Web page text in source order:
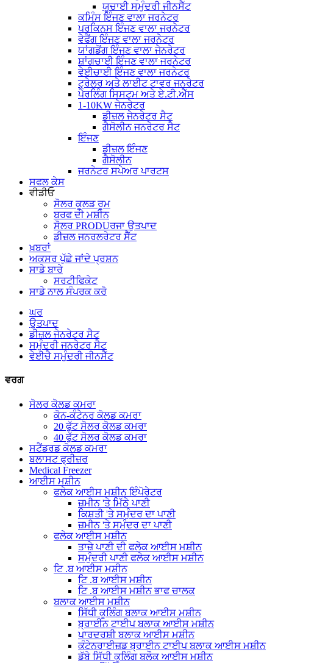
ਯੂਚਾਈ ਸਮੁੰਦਰੀ ਜੀਨਸੈੱਟ
ਕਮਿੰਸ ਇੰਜਣ ਵਾਲਾ ਜਰਨੇਟਰ
ਪਰਕਿਨਸ ਇੰਜਣ ਵਾਲਾ ਜਰਨੇਟਰ
ਵੇਫੈਂਗ ਇੰਜਣ ਵਾਲਾ ਜਰਨੇਟਰ
ਯਾਂਗਡੋਂਗ ਇੰਜਣ ਵਾਲਾ ਜੇਨਰੇਟਰ
ਸ਼ਾਂਗਚਾਈ ਇੰਜਣ ਵਾਲਾ ਜਰਨੇਟਰ
ਵੇਈਚਾਈ ਇੰਜਣ ਵਾਲਾ ਜਰਨੇਟਰ
ਟ੍ਰੇਲਰ ਅਤੇ ਲਾਈਟ ਟਾਵਰ ਜਨਰੇਟਰ
ਪੈਰਲਿੰਗ ਸਿਸਟਮ ਅਤੇ ਏ.ਟੀ.ਐੱਸ
1-10KW ਜੇਨਰੇਟਰ
ਡੀਜ਼ਲ ਜੇਨਰੇਟਰ ਸੈਟ
ਗੈਸੋਲੀਨ ਜਨਰੇਟਰ ਸੈਟ
ਇੰਜਣ
ਡੀਜ਼ਲ ਇੰਜਣ
ਗੈਸੋਲੀਨ
ਜਰਨੇਟਰ ਸਪੇਅਰ ਪਾਰਟਸ
ਸਫਲ ਕੇਸ
ਵੀਡੀਓ
ਸੋਲਰ ਕੂਲਡ ਰੂਮ
ਬਰਫ ਦੀ ਮਸ਼ੀਨ
ਸੋਲਰ PRODUਰਜਾ ਉਤਪਾਦ
ਡੀਜ਼ਲ ਜਨਰਲਰੇਟਰ ਸੈੱਟ
ਖ਼ਬਰਾਂ
ਅਕਸਰ ਪੁੱਛੇ ਜਾਂਦੇ ਪ੍ਰਸ਼ਨ
ਸਾਡੇ ਬਾਰੇ
ਸਰਟੀਫਿਕੇਟ
ਸਾਡੇ ਨਾਲ ਸੰਪਰਕ ਕਰੋ
ਘਰ
ਉਤਪਾਦ
ਡੀਜ਼ਲ ਜੇਨਰੇਟਰ ਸੈਟ
ਸਮੁੰਦਰੀ ਜਨਰੇਟਰ ਸੈਟ
ਵੇਈਚੈ ਸਮੁੰਦਰੀ ਜੀਨਸੈੱਟ
ਵਰਗ
ਸੋਲਰ ਕੋਲਡ ਕਮਰਾ
ਕੋਨ-ਕੰਟੇਨਰ ਕੋਲਡ ਕਮਰਾ
20 ਫੁੱਟ ਸੋਲਰ ਕੋਲਡ ਕਮਰਾ
40 ਫੁੱਟ ਸੋਲਰ ਕੋਲਡ ਕਮਰਾ
ਸਟੈਂਡਰਡ ਕੋਲਡ ਕਮਰਾ
ਬਲਾਸਟ ਫ੍ਰੀਜ਼ਰ
Medical Freezer
ਆਈਸ ਮਸ਼ੀਨ
ਫਲੇਕ ਆਈਸ ਮਸ਼ੀਨ ਇੰਪੋਰੇਟਰ
ਜ਼ਮੀਨ 'ਤੇ ਮਿੱਠੇ ਪਾਣੀ
ਕਿਸ਼ਤੀ 'ਤੇ ਸਮੁੰਦਰ ਦਾ ਪਾਣੀ
ਜ਼ਮੀਨ 'ਤੇ ਸਮੁੰਦਰ ਦਾ ਪਾਣੀ
ਫਲੇਕ ਆਈਸ ਮਸ਼ੀਨ
ਤਾਜ਼ੇ ਪਾਣੀ ਦੀ ਫਲੇਕ ਆਈਸ ਮਸ਼ੀਨ
ਸਮੁੰਦਰੀ ਪਾਣੀ ਫਲੇਕ ਆਈਸ ਮਸ਼ੀਨ
ਟਿ .ਬ ਆਈਸ ਮਸ਼ੀਨ
ਟਿ .ਬ ਆਈਸ ਮਸ਼ੀਨ
ਟਿ .ਬ ਆਈਸ ਮਸ਼ੀਨ ਭਾਫ ਚਾਲਕ
ਬਲਾਕ ਆਈਸ ਮਸ਼ੀਨ
ਸਿੱਧੀ ਕੂਲਿੰਗ ਬਲਾਕ ਆਈਸ ਮਸ਼ੀਨ
ਬ੍ਰਾਈਨ ਟਾਈਪ ਬਲਾਕ ਆਈਸ ਮਸ਼ੀਨ
ਪਾਰਦਰਸ਼ੀ ਬਲਾਕ ਆਈਸ ਮਸ਼ੀਨ
ਕੰਟੇਨਰਾਈਜ਼ਡ ਬ੍ਰਾਈਨ ਟਾਈਪ ਬਲਾਕ ਆਈਸ ਮਸ਼ੀਨ
ਡੱਬੇ ਸਿੱਧੀ ਕੂਲਿੰਗ ਬਲੌਕ ਆਈਸ ਮਸ਼ੀਨ